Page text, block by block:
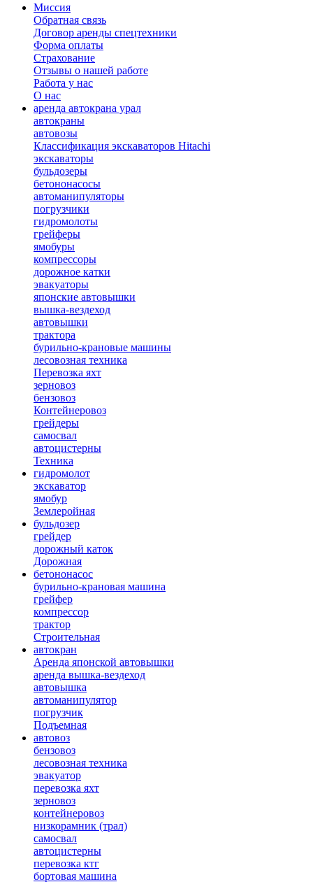
Миссия
Обратная связь
Договор аренды спецтехники
Форма оплаты
Страхование
Отзывы о нашей работе
Работа у нас
О нас
аренда автокрана урал
автокраны
автовозы
Классификация экскаваторов Hitachi
экскаваторы
бульдозеры
бетононасосы
автоманипуляторы
погрузчики
гидромолоты
грейферы
ямобуры
компрессоры
дорожное катки
эвакуаторы
японские автовышки
вышка-вездеход
автовышки
трактора
бурильно-крановые машины
лесовозная техника
Перевозка яхт
зерновоз
бензовоз
Контейнеровоз
грейдеры
самосвал
автоцистерны
Техника
гидромолот
экскаватор
ямобур
Землеройная
бульдозер
грейдер
дорожный каток
Дорожная
бетононасос
бурильно-крановая машина
грейфер
компрессор
трактор
Строительная
автокран
Аренда японской автовышки
аренда вышка-вездеход
автовышка
автоманипулятор
погрузчик
Подъемная
автовоз
бензовоз
лесовозная техника
эвакуатор
перевозка яхт
зерновоз
контейнеровоз
низкорамник (трал)
самосвал
автоцистерны
перевозка ктг
бортовая машина